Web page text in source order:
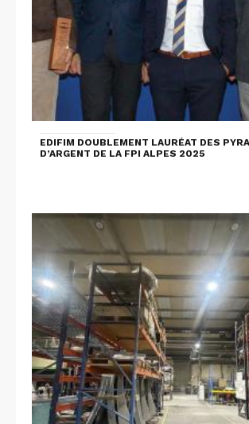
EDIFIM DOUBLEMENT LAURÉAT DES
D’ARGENT DE LA FPI ALPES 2025